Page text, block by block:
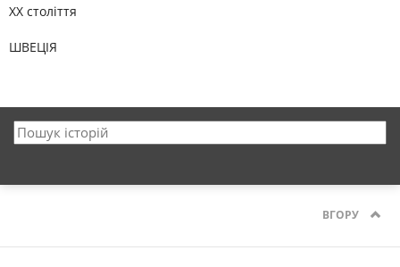
XX століття
ШВЕЦІЯ
ВГОРУ